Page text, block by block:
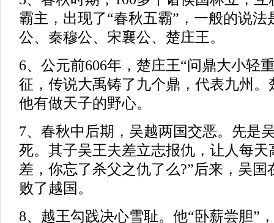
霸主，出现了“春秋五霸”，一般的说法
公、秦穆公、宋襄公、楚庄王。
6、公元前606年，楚庄王“问鼎大小轻
征，传说大禹铸了九个鼎，代表九州。
他有做天子的野心。
7、春秋中后期，吴越两国交恶。先是
死。其子吴王夫差立志报仇，让人每天
差，你忘了杀父之仇了么?”后来，吴国
败了越国。
8、越王勾践决心雪耻。他“卧薪尝胆”